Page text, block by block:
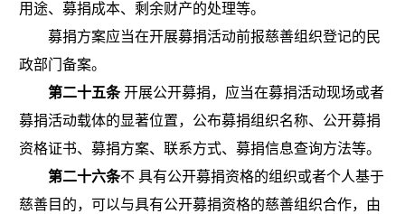
用途、募捐成本、剩余财产的处理等。
募捐方案应当在开展募捐活动前报慈善组织登记的民
政部门备案。
第二十五条开展公开募捐，应当在募捐活动现场或者
募捐活动载体的显著位置，公布募捐组织名称、公开募捐
资格证书、募捐方案、联系方式、募捐信息查询方法等。
第二十六条不 具有公开募捐资格的组织或者个人基于
慈善目的，可以与具有公开募捐资格的慈善组织合作，由